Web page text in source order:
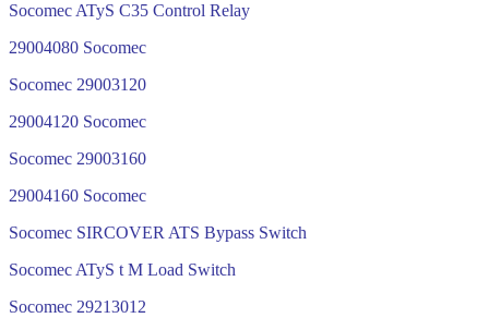
Socomec ATyS C35 Control Relay
29004080 Socomec
Socomec 29003120
29004120 Socomec
Socomec 29003160
29004160 Socomec
Socomec SIRCOVER ATS Bypass Switch
Socomec ATyS t M Load Switch
Socomec 29213012